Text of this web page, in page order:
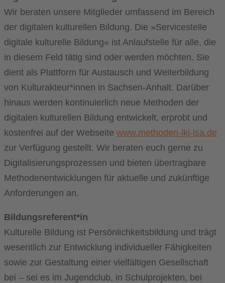
Wir beraten unsere Mitglieder umfassend im Bereich
der digitalen kulturellen Bildung. Die »Servicestelle
digitale kulturelle Bildung« ist Anlaufstelle für alle, die
in diesem Feld tätig sind oder werden möchten. Sie
dient als Plattform für Austausch und Weiterbildung
von Kulturakteur*innen in Sachsen-Anhalt. Darüber
hinaus werden kontinuierlich neue Methoden der
digitalen kulturellen Bildung entwickelt, erprobt und
kostenfrei auf der Webseite www.methoden-lkj-lsa.de
zur Verfügung gestellt. Wir beraten euch gerne zu
Digitalisierungsprozessen und bieten übertragbare
Methodenentwicklungen für aktuelle und zukünftige
Anforderungen an.
Bildungsreferent*in
Kulturelle Bildung ist Persönlichkeitsbildung und trägt
wesentlich zur Entwicklung individueller Fähigkeiten
sowie zur Gestaltung einer vielfältigen Gesellschaft
bei – sei es im Jugendclub, in Schulprojekten, bei